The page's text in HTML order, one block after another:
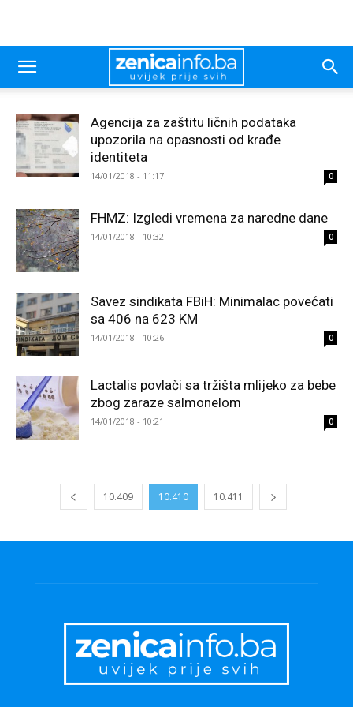
Agencija za zaštitu ličnih podataka
upozorila na opasnosti od krađe
identiteta
14/01/2018 - 11:17 0
FHMZ: Izgledi vremena za naredne dane
14/01/2018 - 10:32 0
Savez sindikata FBiH: Minimalac povećati
sa 406 na 623 KM
14/01/2018 - 10:26 0
Lactalis povlači sa tržišta mlijeko za bebe
zbog zaraze salmonelom
14/01/2018 - 10:21 0
10.409 10.410 10.411